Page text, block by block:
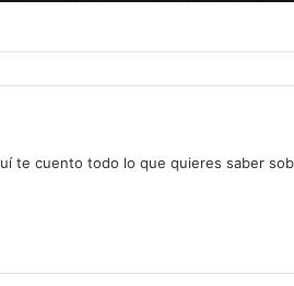
te cuento todo lo que quieres saber